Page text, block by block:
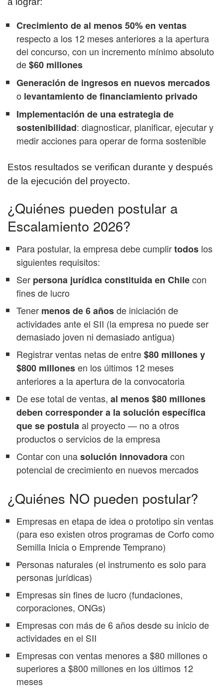
Crecimiento de al menos 50% en ventas
respecto a los 12 meses anteriores a la apertura
del concurso, con un incremento mínimo absoluto
de$60 millones
Generación de ingresos en nuevos mercados
o levantamiento de financiamiento privado
Implementación de una estrategia de
sostenibilidad: diagnosticar, planificar, ejecutar y
medir acciones para operar de forma sostenible
Estos resultados se verifican durante y después
de la ejecución del proyecto.
¿Quiénes pueden postular a
Escalamiento 2026?
Para postular, la empresa debe cumplirtodos los
siguientes requisitos:
Ser persona jurídica constituida en Chilecon
fines de lucro
Tener menos de 6 añosde iniciación de
actividades ante el SII (la empresa no puede ser
demasiado joven ni demasiado antigua)
Registrar ventas netas de entre$80 millones y
$800 millonesen los últimos 12 meses
anteriores a la apertura de la convocatoria
De ese total de ventas, al menos $80 millones
deben corresponder a la solución específica
que se postulaal proyecto — no a otros
productos o servicios de la empresa
Contar con unasolución innovadoracon
potencial de crecimiento en nuevos mercados
¿Quiénes NO pueden postular?
Empresas en etapa de idea o prototipo sin ventas
(para eso existen otros programas de Corfo como
Semilla Inicia o Emprende Temprano)
Personas naturales (el instrumento es solo para
personas jurídicas)
Empresas sin fines de lucro (fundaciones,
corporaciones, ONGs)
Empresas con más de 6 años desde su inicio de
actividades en el SII
Empresas con ventas menores a $80 millones o
superiores a $800 millones en los últimos 12
meses